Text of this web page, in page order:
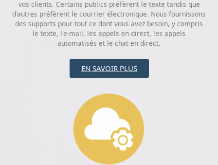
vos clients. Certains publics préfèrent le texte tandis que
d'autres préfèrent le courrier électronique. Nous fournissons
des supports pour tout ce dont vous avez besoin, y compris
le texte, l'e-mail, les appels en direct, les appels
automatisés et le chat en direct.
EN SAVOIR PLUS